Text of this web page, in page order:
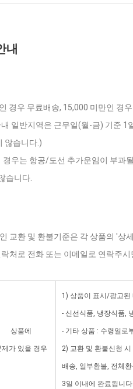
내
경우 무료배송, 15,000 미만인 경
일반지역은 근무일(월-금) 기준
않습니다.)
경우는 항공/도선 추가운임이 부과
습니다.
교환 및 환불기준은 각 상품의 '상
처로 전화 또는 이메일로 연락주
상품에
제가 있을 경우
1) 상품이 표시/광고된
- 신선식품, 냉장식품,
- 기타 상품 : 수령일로
2) 교환 및 환불신청
배송, 일부환불, 전체
3일 이내에 완료됩니